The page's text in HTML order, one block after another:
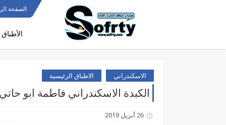
الصفحة
الاسكندراني الاطباق الرئيسية
الكبدة الاسكندراني فاطمة ابو حاتي
26 أبريل 2019